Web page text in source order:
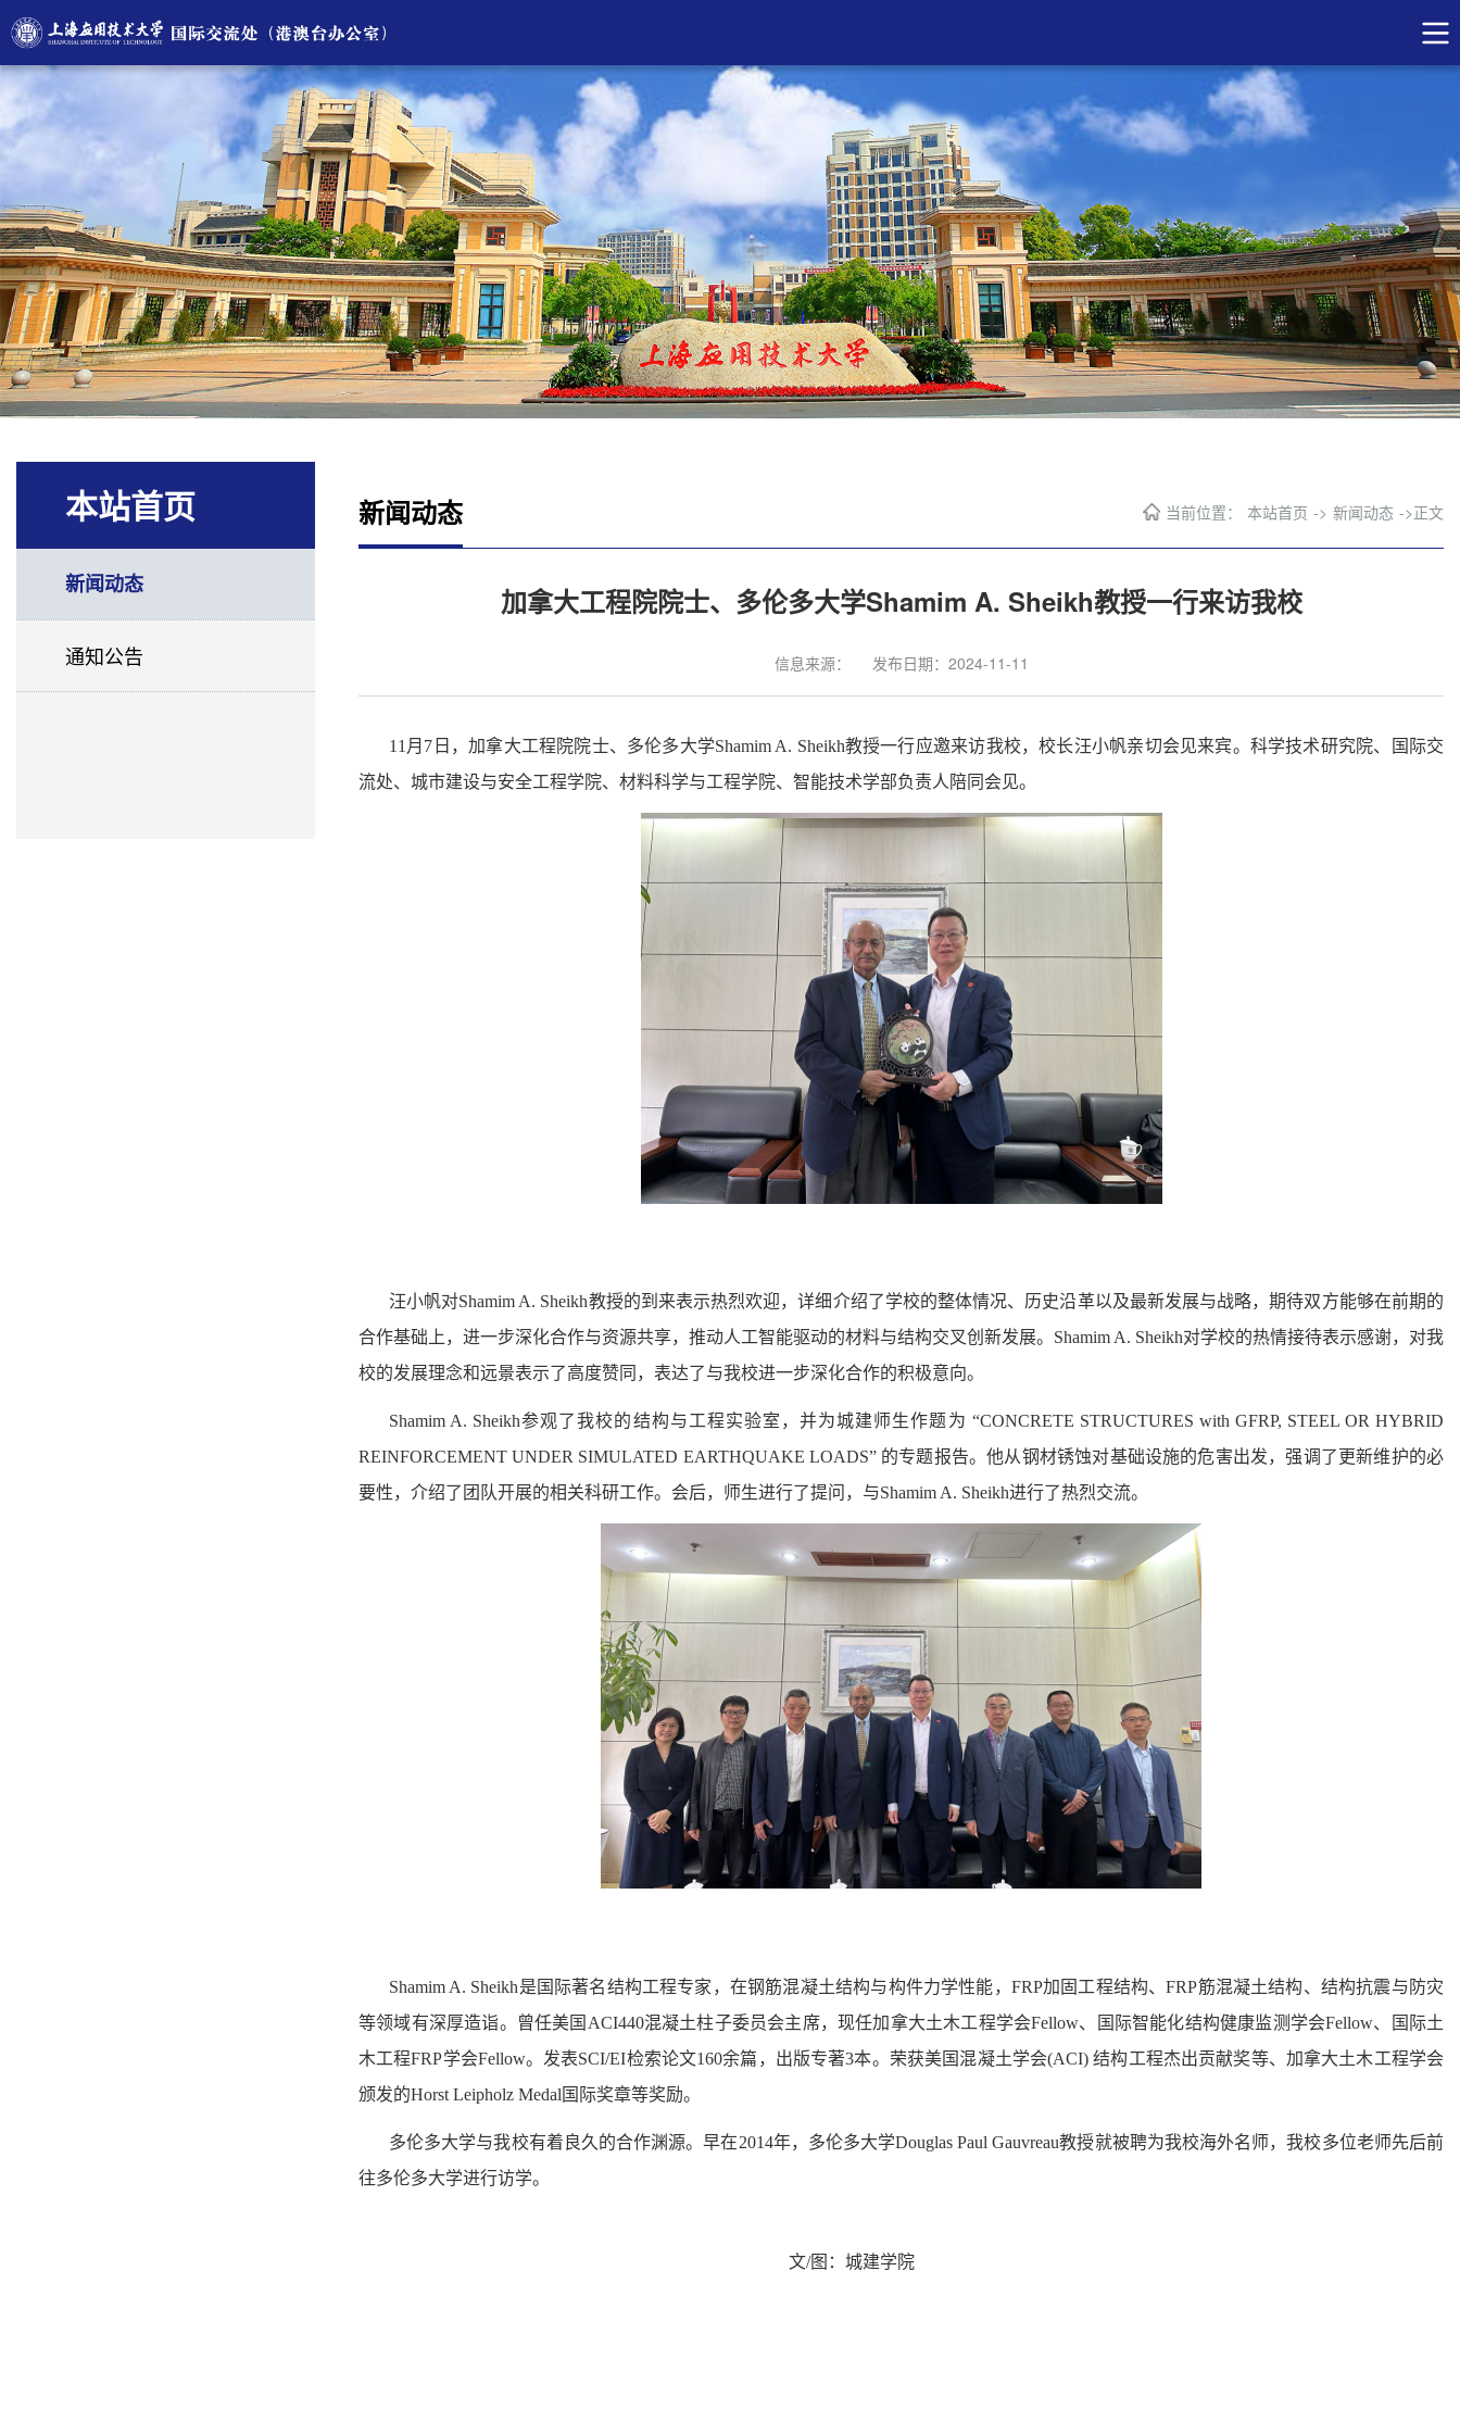
本站首页
新闻动态
通知公告
新闻动态 当前位置： 本站首页 -> 新闻动态 ->正文
加拿大工程院院士、多伦多大学Shamim A. Sheikh教授一行来访我校
信息来源： 发布日期：2024-11-11
11月7日，加拿大工程院院士、多伦多大学Shamim A. Sheikh教授一行应邀来访我校，校长汪小帆亲切会见来宾。科学技术研究院、国际交
流处、城市建设与安全工程学院、材料科学与工程学院、智能技术学部负责人陪同会见。
汪小帆对Shamim A. Sheikh教授的到来表示热烈欢迎，详细介绍了学校的整体情况、历史沿革以及最新发展与战略，期待双方能够在前期的
合作基础上，进一步深化合作与资源共享，推动人工智能驱动的材料与结构交叉创新发展。Shamim A. Sheikh对学校的热情接待表示感谢，对我
校的发展理念和远景表示了高度赞同，表达了与我校进一步深化合作的积极意向。
Shamim A. Sheikh参观了我校的结构与工程实验室，并为城建师生作题为 “CONCRETE STRUCTURES with GFRP, STEEL OR HYBRID
REINFORCEMENT UNDER SIMULATED EARTHQUAKE LOADS” 的专题报告。他从钢材锈蚀对基础设施的危害出发，强调了更新维护的必
要性，介绍了团队开展的相关科研工作。会后，师生进行了提问，与Shamim A. Sheikh进行了热烈交流。
Shamim A. Sheikh是国际著名结构工程专家，在钢筋混凝土结构与构件力学性能，FRP加固工程结构、FRP筋混凝土结构、结构抗震与防灾
等领域有深厚造诣。曾任美国ACI440混凝土柱子委员会主席，现任加拿大土木工程学会Fellow、国际智能化结构健康监测学会Fellow、国际土
木工程FRP学会Fellow。发表SCI/EI检索论文160余篇，出版专著3本。荣获美国混凝土学会(ACI) 结构工程杰出贡献奖等、加拿大土木工程学会
颁发的Horst Leipholz Medal国际奖章等奖励。
多伦多大学与我校有着良久的合作渊源。早在2014年，多伦多大学Douglas Paul Gauvreau教授就被聘为我校海外名师，我校多位老师先后前
往多伦多大学进行访学。
文/图：城建学院